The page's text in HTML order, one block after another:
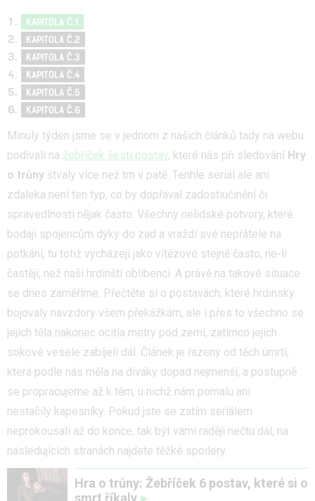
KAPITOLA Č.1
KAPITOLA Č.2
KAPITOLA Č.3
KAPITOLA Č.4
KAPITOLA Č.5
KAPITOLA Č.6
Minulý týden jsme se v jednom z našich článků tady na webu
podívali na žebříček šesti postav, které nás při sledování Hry
o trůny štvaly více než trn v patě. Tenhle seriál ale ani
zdaleka není ten typ, co by dopřával zadostiučinění či
spravedlnosti nějak často. Všechny nelidské potvory, které
bodají spojencům dýky do zad a vraždí své nepřátele na
potkání, tu totiž vycházejí jako vítězové stejně často, ne-li
častěji, než naši hrdinští oblíbenci. A právě na takové situace
se dnes zaměříme. Přečtěte si o postavách, které hrdinsky
bojovaly navzdory všem překážkám, ale i přes to všechno se
jejich těla nakonec ocitla metry pod zemí, zatímco jejich
sokové vesele zabíjeli dál. Článek je řazený od těch úmrtí,
která podle nás měla na diváky dopad nejmenší, a postupně
se propracujeme až k těm, u nichž nám pomalu ani
nestačily kapesníky. Pokud jste se zatím seriálem
neprokousali až do konce, tak být vámi raději nečtu dál, na
následujících stranách najdete těžké spoilery.
Hra o trůny: Žebříček 6 postav, které si o